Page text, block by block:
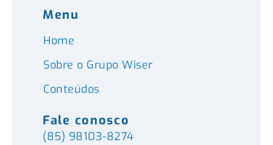
Menu
Home
Sobre o Grupo Wiser
Conteúdos
Fale conosco
(85) 98103-8274